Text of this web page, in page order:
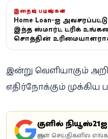
இதையும் படியுங்கள்
Home Loan-ஐ
இந்த ஸ்மார்ட் ட்ரிக்
சொத்தின்
இன்று வெளியாகும்
எதிர்நோக்கும்
கூகுளில்
கூகுள் செய்திகளில்